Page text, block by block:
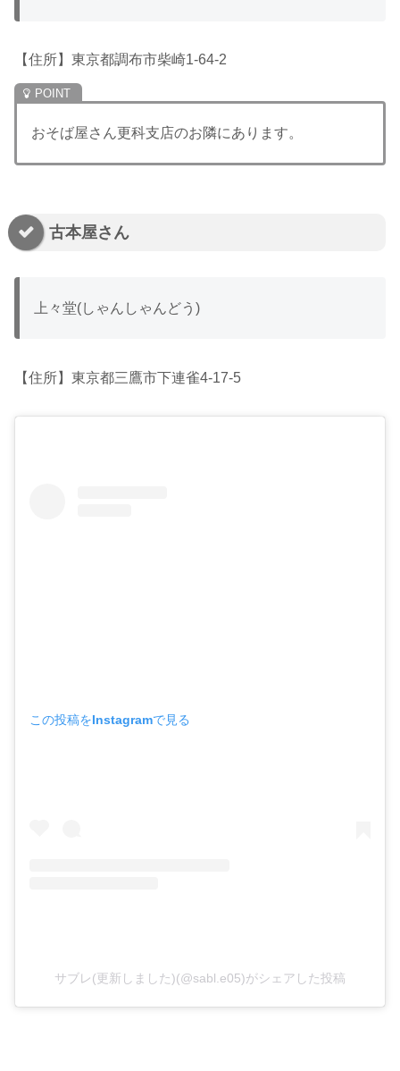
【住所】東京都調布市柴崎1-64-2
おそば屋さん更科支店のお隣にあります。
古本屋さん
上々堂(しゃんしゃんどう)
【住所】東京都三鷹市下連雀4-17-5
この投稿をInstagramで見る
サブレ(更新しました)(@sabl.e05)がシェアした投稿